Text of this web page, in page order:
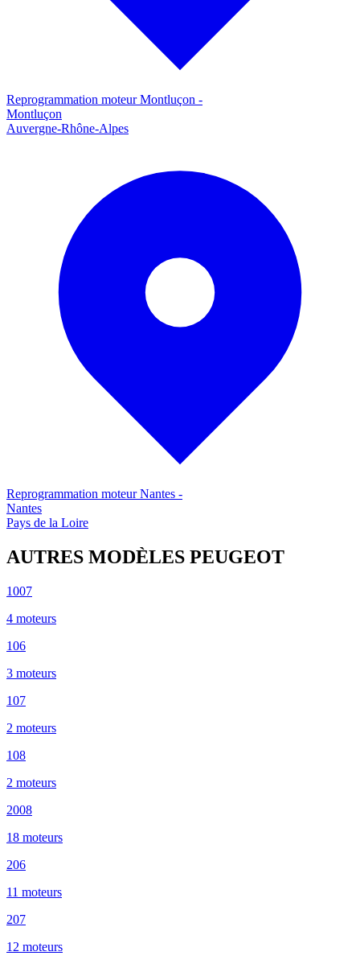
Reprogrammation moteurMontluçon -
Montluçon
Auvergne-Rhône-Alpes
Reprogrammation moteurNantes -
Nantes
Pays de la Loire
AUTRES MODÈLES PEUGEOT
1007
4 moteurs
106
3 moteurs
107
2 moteurs
108
2 moteurs
2008
18 moteurs
206
11 moteurs
207
12 moteurs